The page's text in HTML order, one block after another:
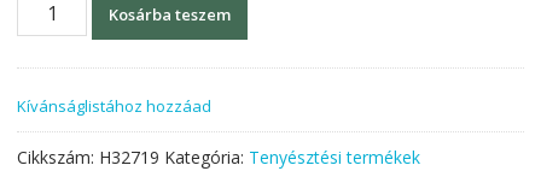
etető
os
mennyiség
Kosárba teszem
Kívánságlistához hozzáad
Cikkszám: H32719 Kategória: Tenyésztési termékek